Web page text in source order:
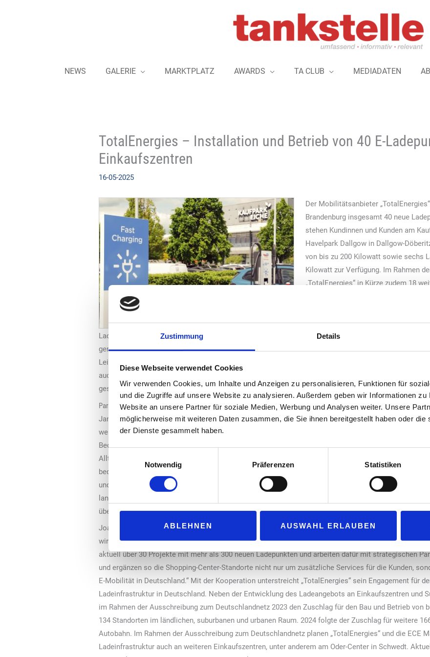
Zustimmung Details
Diese Webseite verwendet Cookies
Wir verwenden Cookies, um Inhalte und Anzeigen zu personalisieren, Funktionen für
und die Zugriffe auf unsere Website zu analysieren. Außerdem geben wir Informationen zu
Website an unsere Partner für soziale Medien, Werbung und Analysen weiter. Unsere
möglicherweise mit weiteren Daten zusammen, die Sie ihnen bereitgestellt haben oder
der Dienste gesammelt haben.
Notwendig
Präferenzen Statistiken
ABLEHNEN AUSWAHL ERLAUBEN
NEWS GALERIE MARKTPLATZ AWARDS TA CLUB MEDIADATEN
TotalEnergies – Installation und Betrieb von 40 E-
Einkaufszentren
16-05-2025
Der Mobilitätsanbieter
Brandenburg insgesamt 40 neue
stehen Kundinnen und Kunden am
Havelpark Dallgow in Dallgow-
von bis zu 200 Kilowatt sowie sechs
Kilowatt zur Verfügung. Im Rahmen
„TotalEnergies“ in Kürze zudem 18
zwischen 50 und 200 Kilowatt am
Center werden im Auftrag des
vom Shopping-Center-Betreiber ECE-
Ladesäulen werden zu 100 Prozent mit Strom aus erneuerbaren Energiequellen versorgt. Um den
gerecht zu werden, installiert „TotalEnergies“ vor Ort bedarfsgerechte Ladetechnik. Diese umfasst
Leistung von bis zu 200 Kilowatt, an denen das E-Auto während kurzer Besuche innerhalb von nur 30
auch DC-Wallboxen mit 50 Kilowatt Ladeleistung für den entspannten Einkaufsbummel. Neben der
gesamten Prozess von der Konzeption über den Bau bis hin zum Betrieb und zur Wartung der
Partnerschaft von besonderer Bedeutung
Jan Petersen, Geschäftsführer „TotalEnergies Charging Solutions Deutschland GmbH“: „Um den
weiter voranzutreiben, sind Partnerschaften wie diese mit den Eigentümern und Betreibern
Bedeutung. Unser Ziel ist es, überall dort attraktive Ladeangebote zu schaffen, wo die Kunden das
Alltag integrieren können. Durch die Kooperation mit ‚Redevco‘ und ECE Marketplaces lassen sich
bequem miteinander verbinden.“ Carola Obermöller, Managing Director und Head of Asset
und insbesondere Schnellladeinfrastruktur leisten einen wichtigen Beitrag zur Verkehrswende und
langfristig den Wert von Immobilien. Damit entspricht dieses Win-Win-Ergebnis genau unserer
über die erfolgreiche Umsetzung dieser Kooperation und danken unseren Partnern.“
Joanna Fisher, CEO der ECE Marketplaces: „In enger Partnerschaft mit den Eigentümern der von uns
wir konsequent am Ausbau der E-Ladeinfrastruktur an Einkaufszentren. Dafür realisieren wir im
aktuell über 30 Projekte mit mehr als 300 neuen Ladepunkten und arbeiten dafür mit strategischen
und ergänzen so die Shopping-Center-Standorte nicht nur um zusätzliche Services für die Kunden,
E-Mobilität in Deutschland.“ Mit der Kooperation unterstreicht „TotalEnergies“ sein Engagement für
Ladeinfrastruktur in Deutschland. Neben der Entwicklung des Ladeangebots an Einkaufszentren und
im Rahmen der Ausschreibung zum Deutschlandnetz 2023 den Zuschlag für den Bau und Betrieb von
134 Standorten im ländlichen, suburbanen und urbanen Raum. 2024 folgte der Zuschlag für weitere
Autobahn. Im Rahmen der Ausschreibung zum Deutschlandnetz planen „TotalEnergies“ und die ECE
Ladeinfrastruktur auch an weiteren Einkaufszentren, unter anderem am Oder-Center in Schwedt.